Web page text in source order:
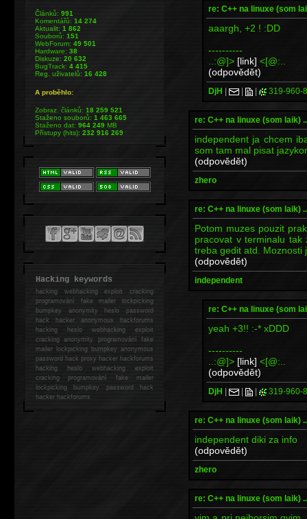
re: C++ na linuxe (som
aaargh, +2 ! :DD
----------
..:@]> [link] <[@:..
(odpovědět)
DjH | | | 319-960-
re: C++ na linuxe (som laik)
independent ja chcem
som tam mal pisat
(odpovědět)
zhero
re: C++ na linuxe (som laik)
Potom muzes pouzit
pracovat v terminalu tak
treba gedit atd. Moznosti
(odpovědět)
independent
re: C++ na linuxe (som
yeah +3!! :-* xDDD
----------
..:@]> [link] <[@:..
(odpovědět)
DjH | | | 319-960-
re: C++ na linuxe (som laik)
independent diki za info
(odpovědět)
zhero
re: C++ na linuxe (som laik)
Článků:991
Komentářů:14 274
Aktualit:1 862
Souborů:151
WebForum:49 501
Hardware:38
Diskuze:20 632
BugTrack:4 415
Reg. uživatelů:16 428
A proběhlo:
Zobraz. článků:18 259 521
Staženo souborů:1 463 665
Staženo dat:964 249MB
Přístupy (hits):232 916 269
Hacking keywords
hackingwebhacking exploit cracking
programování fake mailer lockpicking
bumpkey anonymity heslo password
hackhacker anonymous hackforums
hackingheslo webhacking exploit
cracking anonymity programování fake
mailer lockpicking bumpkey anonymous
password hack proxy hacker hackforums
hacking heslo webhacking exploit
cracking programování fake mailer
lockpicking bumpkey password hack
hackerhackforums